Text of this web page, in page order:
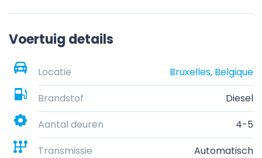
Voertuig details
Locatie
Bruxelles, Belgique
Brandstof
Diesel
Aantal deuren
4-5
Transmissie
Automatisch